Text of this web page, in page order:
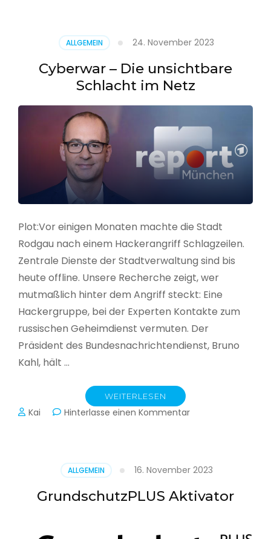
ALLGEMEIN 24. November 2023
Cyberwar – Die unsichtbare
Schlacht im Netz
Plot:Vor einigen Monaten machte die Stadt
Rodgau nach einem Hackerangriff Schlagzeilen.
Zentrale Dienste der Stadtverwaltung sind bis
heute offline. Unsere Recherche zeigt, wer
mutmaßlich hinter dem Angriff steckt: Eine
Hackergruppe, bei der Experten Kontakte zum
russischen Geheimdienst vermuten. Der
Präsident des Bundesnachrichtendienst, Bruno
Kahl, hält …
WEITERLESEN
Kai Hinterlasse einen Kommentarzu
Schlacht
im
Netz
ALLGEMEIN 16. November 2023
GrundschutzPLUS Aktivator